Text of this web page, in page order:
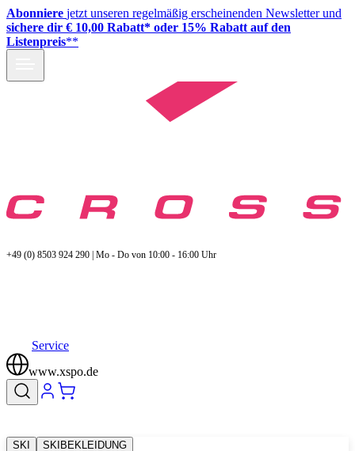
Abonniere jetzt unseren regelmäßig erscheinenden Newsletter und
sichere dir € 10,00 Rabatt* oder 15% Rabatt auf den
Listenpreis**
+49 (0) 8503 924 290 | Mo - Do von 10:00 - 16:00 Uhr
Service
www.xspo.de
SKI SKIBEKLEIDUNG